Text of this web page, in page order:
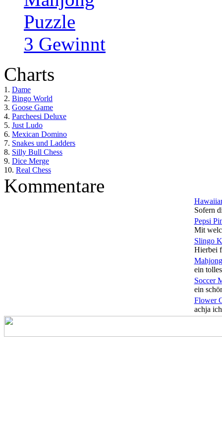
Puzzle
3 Gewinnt
Charts
1. Dame
2. Bingo World
3. Goose Game
4. Parcheesi Deluxe
5. Just Ludo
6. Mexican Domino
7. Snakes und Ladders
8. Silly Bull Chess
9. Dice Merge
10. Real Chess
Kommentare
Sofern
Pepsi
Mit
Slingo
Hierbei
ein
Soccer
ein
Flower
achja